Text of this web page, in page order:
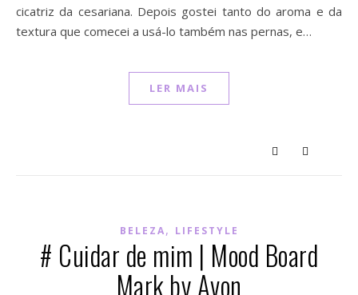
cicatriz da cesariana. Depois gostei tanto do aroma e da
textura que comecei a usá-lo também nas pernas, e…
LER MAIS
BELEZA, LIFESTYLE
# Cuidar de mim | Mood Board
Mark by Avon